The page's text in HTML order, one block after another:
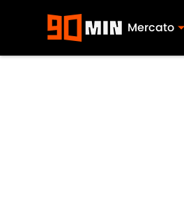
Mercato